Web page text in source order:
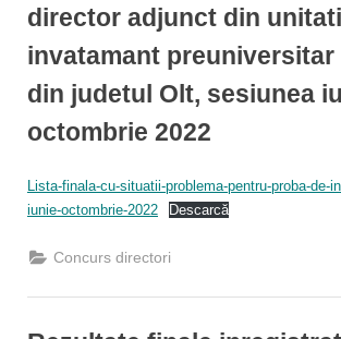
sesiunea
iunie-
octombrie
2022”
director adjunct din
invatamant preuniversitar
din judetul Olt, sesiunea
octombrie 2022
15/09/2022
Informatizare
Lista-finala-cu-situatii-problema-pentru-proba-de-
iunie-octombrie-2022
Descarcă
Concurs directori